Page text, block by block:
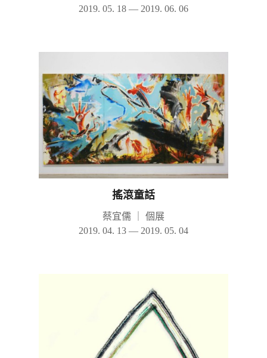
2019. 05. 18 — 2019. 06. 06
搖滾童話
蔡宜儒
個展
2019. 04. 13 — 2019. 05. 04